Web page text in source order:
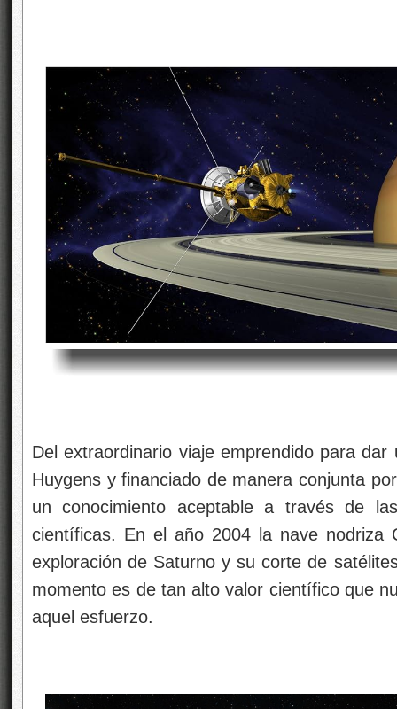
Del extraordinario viaje emprendido para
Huygens y financiado de manera conjunta
un conocimiento aceptable a través de
científicas. En el año 2004 la nave nodriza
exploración de Saturno y su corte de
momento es de tan alto valor científico que
aquel esfuerzo.